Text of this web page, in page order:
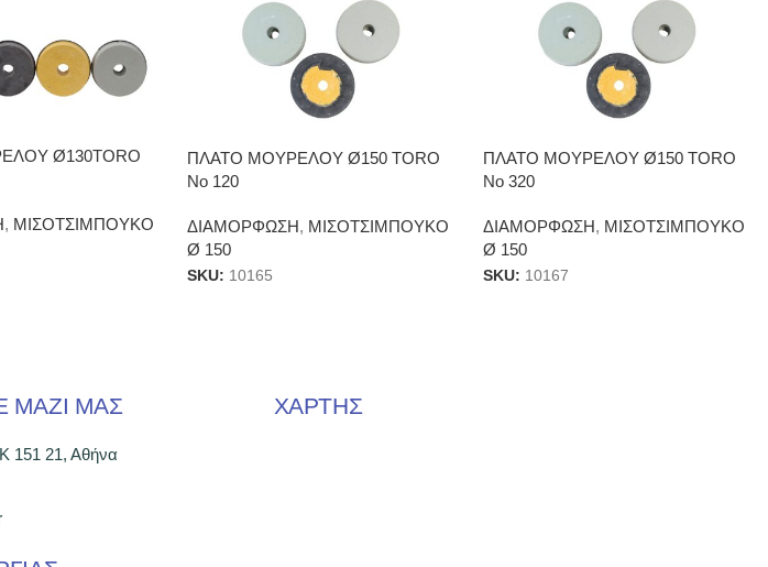
Ø130TORO
, ΜΙΣΟΤΣΙΜΠΟΥΚΟ
ΠΛΑΤΟ ΜΟΥΡΕΛΟΥ Ø150 TORO
Νο 120
ΔΙΑΜΟΡΦΩΣΗ, ΜΙΣΟΤΣΙΜΠΟΥΚΟ
Ø 150
SKU: 10165
ΠΛΑΤΟ ΜΟΥΡΕΛΟΥ Ø150 TORO
Νο 320
ΔΙΑΜΟΡΦΩΣΗ, ΜΙΣΟΤΣΙΜΠΟΥΚΟ
Ø 150
SKU: 10167
ΜΑΖΊ ΜΑΣ
151 21, Αθήνα
ΧΑΡΤΗΣ